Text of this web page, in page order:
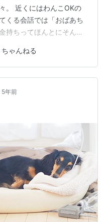
。 近くにはわんこOKの
くる会話では「おばあち
持ちってほんとにそんな
ンドもありーの。 初めて
わんこOK！ 最高かよ！
ちゃ可愛いジャージ見つ
ゃ可愛い！！ って言っ
ないけど。 お買い物が
ゃんねる
5年前